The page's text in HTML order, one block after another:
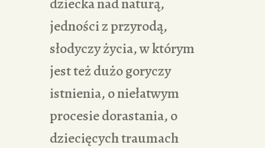
jedności z przyrodą,
słodyczy życia, w którym
jest też dużo goryczy
istnienia, o niełatwym
procesie dorastania, o
dziecięcych traumach